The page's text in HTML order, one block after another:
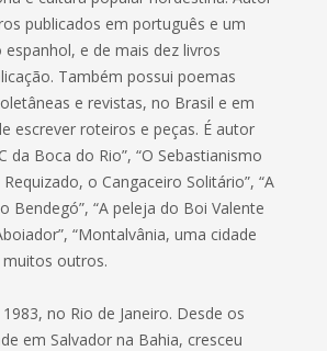
publicados em português e um
e de mais dez livros
Também possui poemas
e revistas, no Brasil e em
escrever roteiros e peças. É autor
da Boca do Rio”, “O Sebastianismo
Requizado, o Cangaceiro Solitário”, “A
Bendegó”, “A peleja do Boi Valente
“Montalvânia, uma cidade
muitos outros.
no Rio de Janeiro. Desde os
em Salvador na Bahia, cresceu